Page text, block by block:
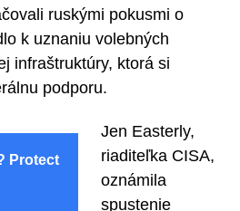
ruskými pokusmi o
k uznaniu volebných
infraštruktúry, ktorá si
podporu.
Protect
Jen Easterly,
riaditeľka CISA,
oznámila
spustenie